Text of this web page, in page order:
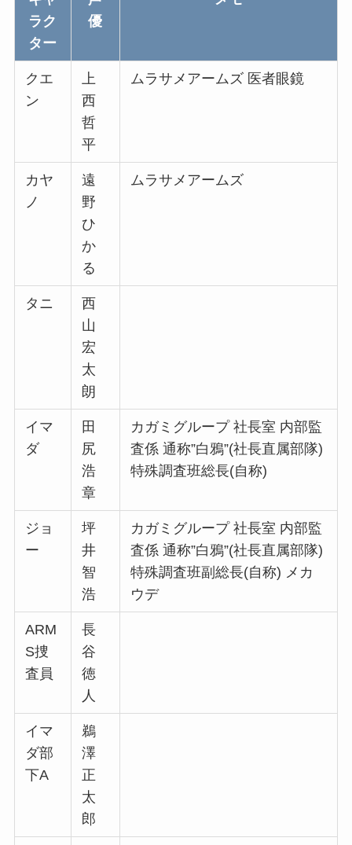
ラク
ター
優
クエ
ン
上
西
哲
平
ムラサメアームズ 医者眼鏡
カヤ
ノ
遠
野
ひ
か
る
ムラサメアームズ
タニ
西
山
宏
太
朗
イマ
ダ
田
尻
浩
章
カガミグループ 社長室 内部監
査係 通称”白鴉”(社長直属部隊)
特殊調査班総長(自称)
ジョ
ー
坪
井
智
浩
カガミグループ 社長室 内部監
査係 通称”白鴉”(社長直属部隊)
特殊調査班副総長(自称) メカ
ウデ
ARM
S捜
査員
長
谷
徳
人
イマ
ダ部
下A
鵜
澤
正
太
郎